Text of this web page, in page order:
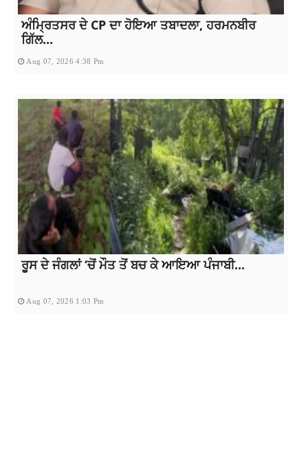
ਅੰਮ੍ਰਿਤਸਰ ਦੇ CP ਦਾ ਹੋਇਆ ਤਬਾਦਲਾ, ਹਰਮਨਬੀਰ
ਗਿੱਲ...
Aug 07, 2026 4:38 Pm
ਰੂਸ ਦੇ ਜੰਗਲਾਂ ‘ਚੋਂ ਮੌਤ ਤੋਂ ਬਚ ਕੇ ਆਇਆ ਪੰਜਾਬੀ...
Aug 07, 2026 1:03 Pm